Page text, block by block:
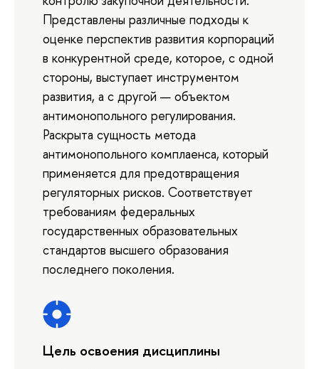
Представлены различные подходы к
оценке перспектив развития корпораций
в конкурентной среде, которое, с одной
стороны, выступает инструментом
развития, а с другой — объектом
антимонопольного регулирования.
Раскрыта сущность метода
антимонопольного комплаенса, который
применяется для предотвращения
регуляторных рисков. Соответствует
требованиям федеральных
государственных образовательных
стандартов высшего образования
последнего поколения.
Цель освоения дисциплины